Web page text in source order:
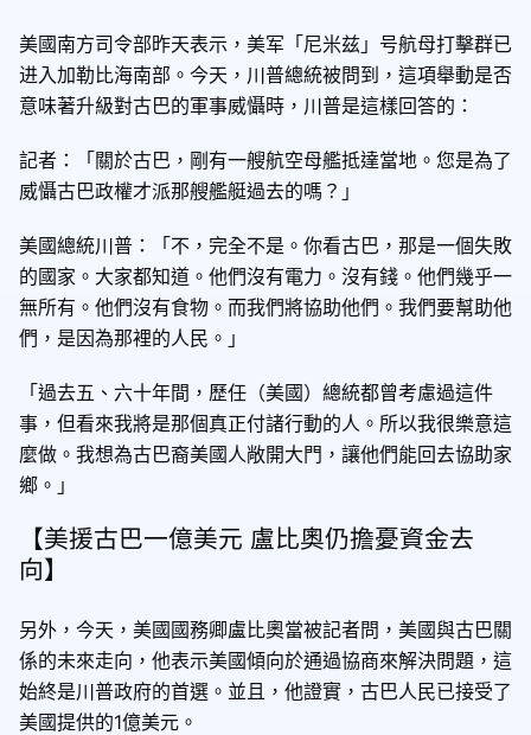
美國南方司令部昨天表示，美军「尼米兹」号航母打擊群已
进入加勒比海南部。今天，川普總統被問到，這項舉動是否
意味著升級對古巴的軍事威懾時，川普是這樣回答的：
記者：「關於古巴，剛有一艘航空母艦抵達當地。您是為了
威懾古巴政權才派那艘艦艇過去的嗎？」
美國總統川普：「不，完全不是。你看古巴，那是一個失敗
的國家。大家都知道。他們沒有電力。沒有錢。他們幾乎一
無所有。他們沒有食物。而我們將協助他們。我們要幫助他
們，是因為那裡的人民。」
「過去五、六十年間，歷任（美國）總統都曾考慮過這件
事，但看來我將是那個真正付諸行動的人。所以我很樂意這
麼做。我想為古巴裔美國人敞開大門，讓他們能回去協助家
鄉。」
【美援古巴一億美元 盧比奧仍擔憂資金去
向】
另外，今天，美國國務卿盧比奧當被記者問，美國與古巴關
係的未來走向，他表示美國傾向於通過協商來解決問題，這
始終是川普政府的首選。並且，他證實，古巴人民已接受了
美國提供的1億美元。